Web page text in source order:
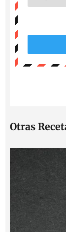
Otras